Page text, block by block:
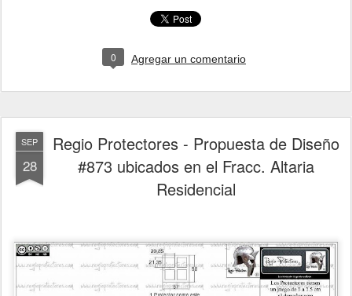
0 Agregar un comentario
SEP
28
Regio Protectores - Propuesta de Diseño
#873 ubicados en el Fracc. Altaria
Residencial